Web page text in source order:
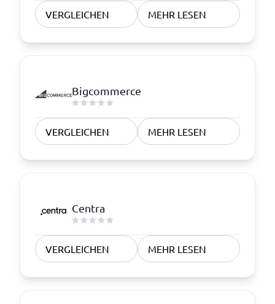
VERGLEICHEN MEHR LESEN
Bigcommerce
VERGLEICHEN MEHR LESEN
Centra
VERGLEICHEN MEHR LESEN